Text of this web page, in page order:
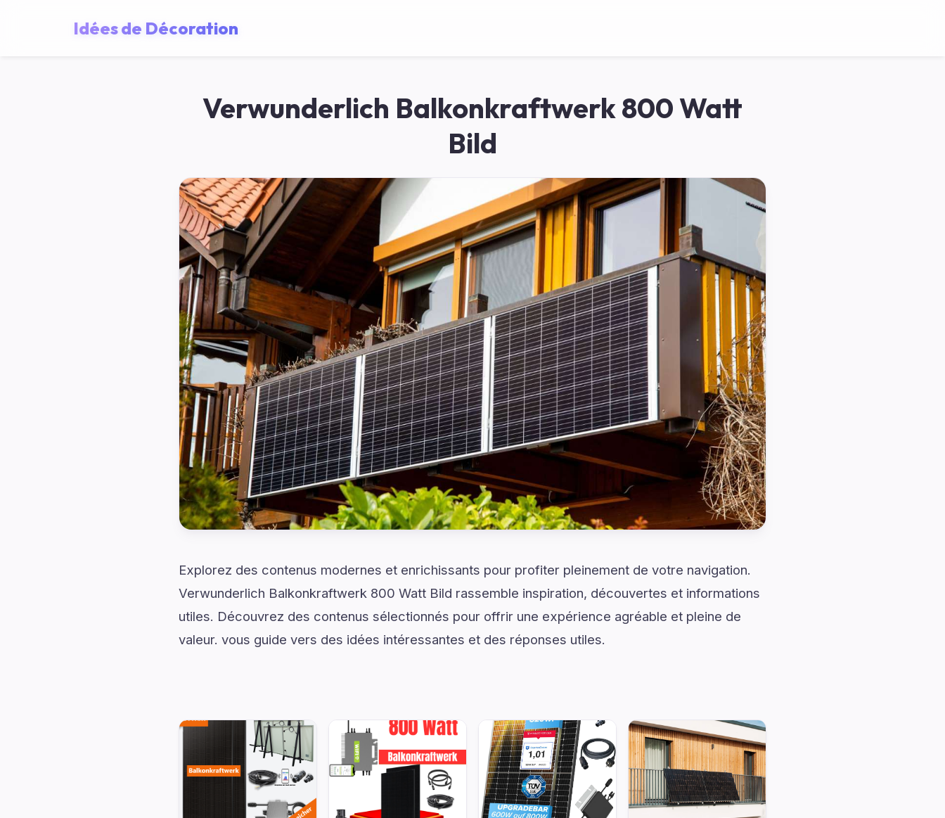
Idées de Décoration
Verwunderlich Balkonkraftwerk 800 Watt
Bild
Explorez des contenus modernes et enrichissants pour profiter pleinement de votre navigation.
Verwunderlich Balkonkraftwerk 800 Watt Bild rassemble inspiration, découvertes et informations
utiles. Découvrez des contenus sélectionnés pour offrir une expérience agréable et pleine de
valeur. vous guide vers des idées intéressantes et des réponses utiles.